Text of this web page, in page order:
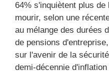
64% s'inquiètent plus de
mourir, selon une
au mélange des durées
de pensions
sur l'avenir de la
demi-décennie